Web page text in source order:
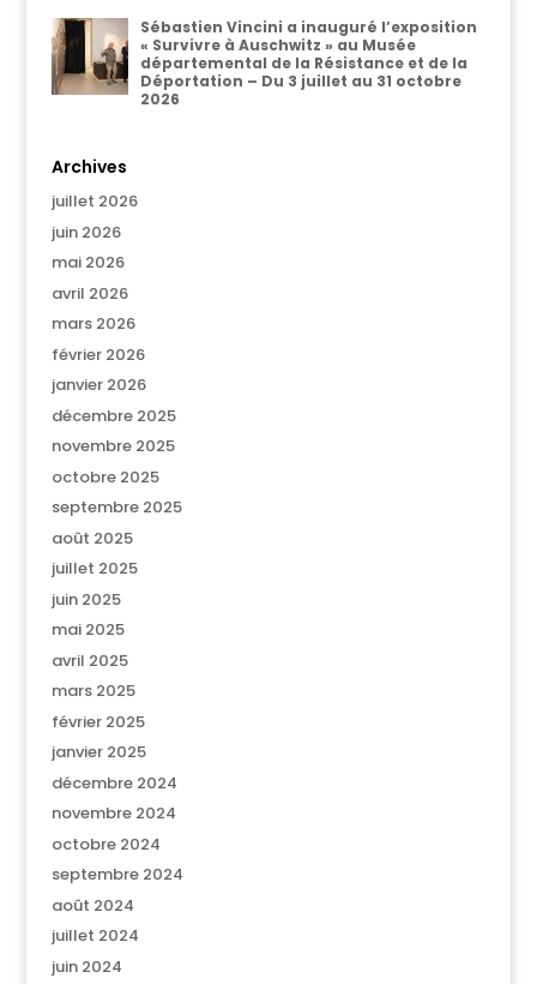
Sébastien Vincini a inauguré l’exposition
« Survivre à Auschwitz » au Musée
départemental de la Résistance et de la
Déportation – Du 3 juillet au 31 octobre
2026
Archives
juillet 2026
juin 2026
mai 2026
avril 2026
mars 2026
février 2026
janvier 2026
décembre 2025
novembre 2025
octobre 2025
septembre 2025
août 2025
juillet 2025
juin 2025
mai 2025
avril 2025
mars 2025
février 2025
janvier 2025
décembre 2024
novembre 2024
octobre 2024
septembre 2024
août 2024
juillet 2024
juin 2024